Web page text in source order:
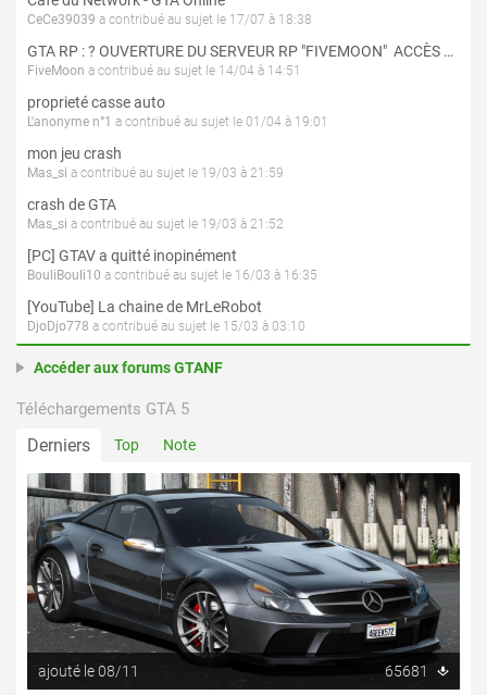
CeCe39039 a contribué au sujet le 17/07 à 18:38
GTA RP : ? OUVERTURE DU SERVEUR RP "FIVEMOON"  ACCÈS LIBRE ?
FiveMoon a contribué au sujet le 14/04 à 14:51
proprieté casse auto
L'anonyme n°1 a contribué au sujet le 01/04 à 19:01
mon jeu crash
Mas_si a contribué au sujet le 19/03 à 21:59
crash de GTA
Mas_si a contribué au sujet le 19/03 à 21:52
[PC] GTAV a quitté inopinément
BouliBouli10 a contribué au sujet le 16/03 à 16:35
[YouTube] La chaine de MrLeRobot
DjoDjo778 a contribué au sujet le 15/03 à 03:10
Accéder aux forums GTANF
Téléchargements GTA 5
Derniers Top Note
ajouté le 08/11 65681